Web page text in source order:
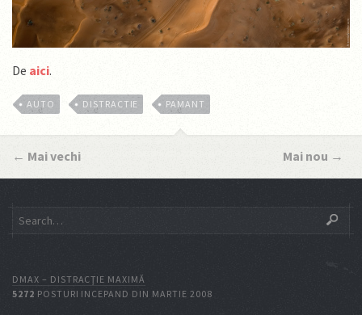
De aici.
AUTO DISTRACTIE PAMANT
← Mai vechi Mai nou →
DMAX – DISTRACŢIE MAXIMĂ
5272 POSTURI INCEPAND DIN MARTIE 2008